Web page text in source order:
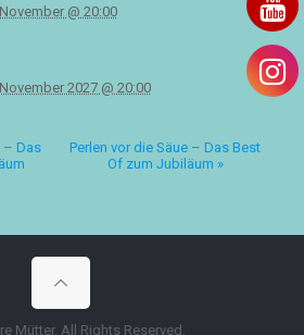
@ 20:00
2027 @ 20:00
– Das
Perlen vor die Säue – Das Best
Of zum Jubiläum »
Mütter. All Rights Reserved.